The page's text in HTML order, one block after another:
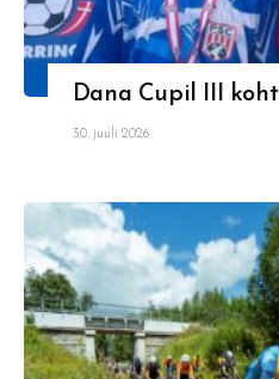
Dana Cupil III koht
30. juuli 2026